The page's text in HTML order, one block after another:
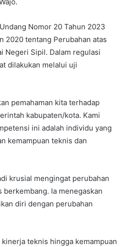
Nomor 20 Tahun 2023
2020 tentang Perubahan atas
Negeri Sipil. Dalam regulasi
dilakukan melalui uji
pemahaman kita terhadap
kabupaten/kota. Kami
ini adalah individu yang
kemampuan teknis dan
krusial mengingat perubahan
Ia menegaskan
diri dengan perubahan
teknis hingga kemampuan